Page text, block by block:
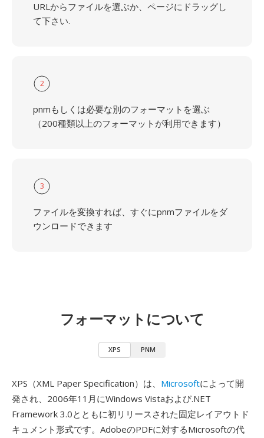
URLからファイルを選ぶか、ページにドラッグし
て下さい.
2
pnmもしくは必要な別のフォーマットを選ぶ
（200種類以上のフォーマットが利用できます）
3
ファイルを変換すれば、すぐにpnmファイルをダ
ウンロードできます
フォーマットについて
XPS PNM
XPS（XML Paper Specification）は、 Microsoftによって開
発され、2006年11月にWindows Vistaおよび.NET
Framework 3.0とともに初リリースされた固定レイアウトド
キュメント形式です。AdobeのPDFに対するMicrosoftの代